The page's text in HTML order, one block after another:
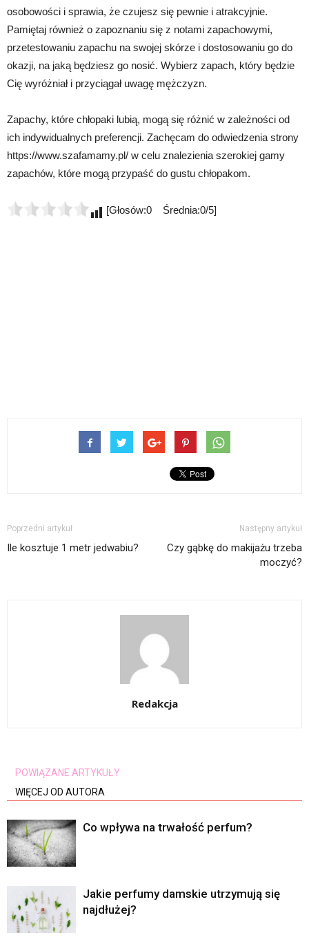
osobowości i sprawia, że czujesz się pewnie i atrakcyjnie.
Pamiętaj również o zapoznaniu się z notami zapachowymi,
przetestowaniu zapachu na swojej skórze i dostosowaniu go do
okazji, na jaką będziesz go nosić. Wybierz zapach, który będzie
Cię wyróżniał i przyciągał uwagę mężczyzn.
Zapachy, które chłopaki lubią, mogą się różnić w zależności od
ich indywidualnych preferencji. Zachęcam do odwiedzenia strony
https://www.szafamamy.pl/ w celu znalezienia szerokiej gamy
zapachów, które mogą przypaść do gustu chłopakom.
[Głosów:0 Średnia:0/5]
Poprzedni artykuł
Ile kosztuje 1 metr jedwabiu?
Następny artykuł
Czy gąbkę do makijażu trzeba
moczyć?
Redakcja
POWIĄZANE ARTYKUŁY
WIĘCEJ OD AUTORA
Co wpływa na trwałość perfum?
Jakie perfumy damskie utrzymują się
najdłużej?